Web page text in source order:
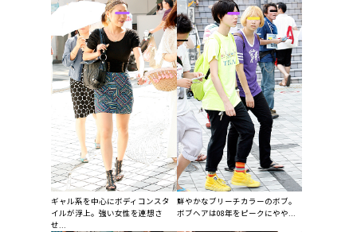
ギャル系を中心にボディコンスタ
イルが浮上。強い女性を連想さ
せ...
鮮やかなブリーチカラーのボブ。
ボブヘアは08年をピークにやや...